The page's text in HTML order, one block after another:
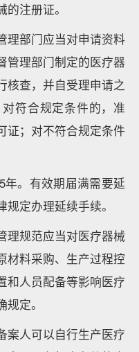
注册证。
理部门应当对申请资料
管理部门制定的医疗器
核查，并自受理申请之
符合规定条件的，准
证；对不符合规定条件
。有效期届满需要延
定办理延续手续。
理规范应当对医疗器械
材料采购、生产过程控
和人员配备等影响医疗
定。
案人可以自行生产医疗